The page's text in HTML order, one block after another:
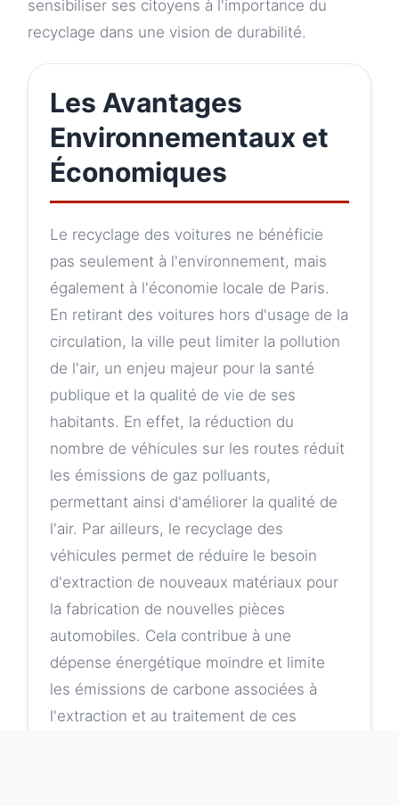
sensibiliser ses citoyens à l'importance du
recyclage dans une vision de durabilité.
Les Avantages
Environnementaux et
Économiques
Le recyclage des voitures ne bénéficie
pas seulement à l'environnement, mais
également à l'économie locale de Paris.
En retirant des voitures hors d'usage de la
circulation, la ville peut limiter la pollution
de l'air, un enjeu majeur pour la santé
publique et la qualité de vie de ses
habitants. En effet, la réduction du
nombre de véhicules sur les routes réduit
les émissions de gaz polluants,
permettant ainsi d'améliorer la qualité de
l'air. Par ailleurs, le recyclage des
véhicules permet de réduire le besoin
d'extraction de nouveaux matériaux pour
la fabrication de nouvelles pièces
automobiles. Cela contribue à une
dépense énergétique moindre et limite
les émissions de carbone associées à
l'extraction et au traitement de ces